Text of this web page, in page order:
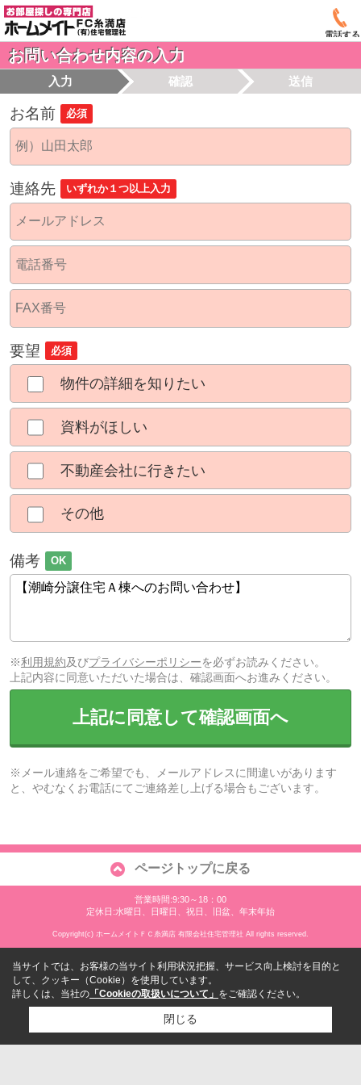
電話する
お問い合わせ内容の入力
入力 確認 送信
お名前 必須
連絡先 いずれか１つ以上入力
要望 必須
物件の詳細を知りたい
資料がほしい
不動産会社に行きたい
その他
備考 OK
※利用規約及びプライバシーポリシーを必ずお読みください。
上記内容に同意いただいた場合は、確認画面へお進みください。
上記に同意して確認画面へ
※メール連絡をご希望でも、メールアドレスに間違いがあります
と、やむなくお電話にてご連絡差し上げる場合もございます。
ページトップに戻る
営業時間:9:30～18：00
定休日:水曜日、日曜日、祝日、旧盆、年末年始
Copyright(c) ホームメイトＦＣ糸満店 有限会社住宅管理社 All rights reserved.
当サイトでは、お客様の当サイト利用状況把握、サービス向上検討を目的と
して、クッキー（Cookie）を使用しています。
詳しくは、当社の 「Cookieの取扱いについて」 をご確認ください。
閉じる